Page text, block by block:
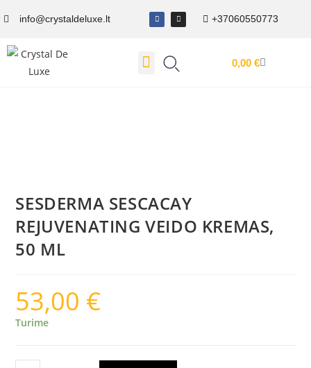
info@crystaldeluxe.lt +37060550773
0,00 €
SESDERMA SESCACAY
REJUVENATING VEIDO KREMAS,
50 ML
53,00 €
Turime